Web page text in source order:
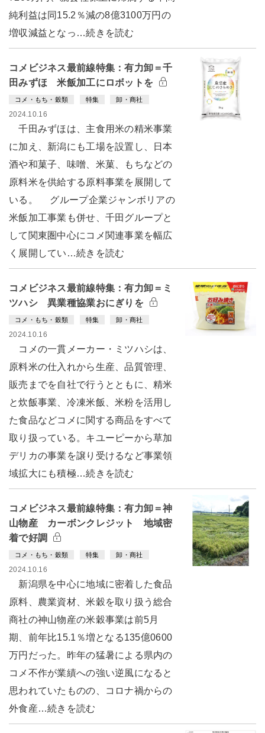
純利益は同15.2％減の8億3100万円の
増収減益となっ…続きを読む
コメビジネス最前線特集：有力卸＝千
田みずほ 米飯加工にロボットを
コメ・もち・穀類 特集 卸・商社
2024.10.16
千田みずほは、主食用米の精米事業
に加え、新潟にも工場を設置し、日本
酒や和菓子、味噌、米菓、もちなどの
原料米を供給する原料事業を展開して
いる。 グループ企業ジャンボリアの
米飯加工事業も併せ、千田グループと
して関東圏中心にコメ関連事業を幅広
く展開してい…続きを読む
コメビジネス最前線特集：有力卸＝ミ
ツハシ 異業種協業おにぎりを
コメ・もち・穀類 特集 卸・商社
2024.10.16
コメの一貫メーカー・ミツハシは、
原料米の仕入れから生産、品質管理、
販売までを自社で行うとともに、精米
と炊飯事業、冷凍米飯、米粉を活用し
た食品などコメに関する商品をすべて
取り扱っている。キユーピーから草加
デリカの事業を譲り受けるなど事業領
域拡大にも積極…続きを読む
コメビジネス最前線特集：有力卸＝神
山物産 カーボンクレジット 地域密
着で好調
コメ・もち・穀類 特集 卸・商社
2024.10.16
新潟県を中心に地域に密着した食品
原料、農業資材、米穀を取り扱う総合
商社の神山物産の米穀事業は前5月
期、前年比15.1％増となる135億0600
万円だった。昨年の猛暑による県内の
コメ不作が業績への強い逆風になると
思われていたものの、コロナ禍からの
外食産…続きを読む